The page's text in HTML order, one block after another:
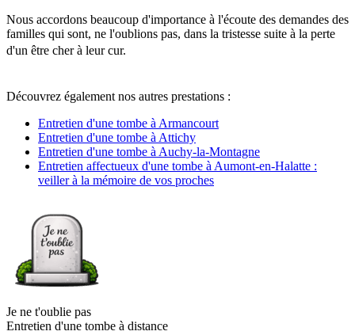
Nous accordons beaucoup d'importance à l'écoute des demandes des
familles qui sont, ne l'oublions pas, dans la tristesse suite à la perte
d'un être cher à leur cur.
Découvrez également nos autres prestations :
Entretien d'une tombe à Armancourt
Entretien d'une tombe à Attichy
Entretien d'une tombe à Auchy-la-Montagne
Entretien affectueux d'une tombe à Aumont-en-Halatte :
veiller à la mémoire de vos proches
Je ne t'oublie pas
Entretien d'une tombe à distance